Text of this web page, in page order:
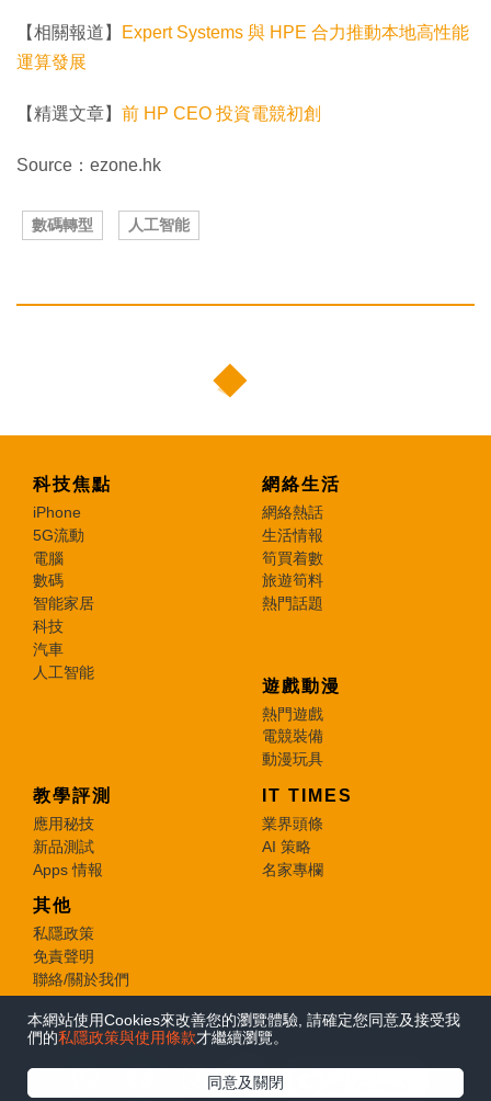
本網站使用Cookies來改善您的瀏覽體驗, 請確定您同意及接受我
們的私隱政策與使用條款才繼續瀏覽。
同意及關閉
【相關報道】
Expert Systems 與 HPE 合力推動本地高性能
運算發展
【精選文章】 前 HP CEO 投資電競初創
Source：ezone.hk
數碼轉型 人工智能
科技焦點
iPhone
5G流動
電腦
數碼
智能家居
科技
汽車
人工智能
網絡生活
網絡熱話
生活情報
筍買着數
旅遊筍料
熱門話題
遊戲動漫
熱門遊戲
電競裝備
動漫玩具
教學評測
應用秘技
新品測試
Apps 情報
IT TIMES
業界頭條
AI 策略
名家專欄
其他
私隱政策
免責聲明
聯絡/關於我們
© 2026 e-zone. All Rights Reserved.